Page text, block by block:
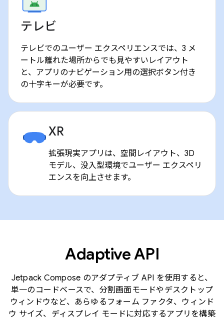
テレビ
テレビでのユーザー エクスペリエンスでは、3 メ
ートル離れた場所からでも見やすいレイアウト
と、アプリのナビゲーション用の選択ボタン付き
の十字キーが必要です。
XR
拡張現実アプリは、空間レイアウト、3D
モデル、没入型環境でユーザー エクスペリ
エンスを向上させます。
Adaptive API
Jetpack Compose のアダプティブ API を使用すると、
単一のコードベースで、分割画面モードやデスクトップ
ウィンドウなど、あらゆるフォーム ファクタ、ウィンド
ウ サイズ、ディスプレイ モードに対応するアプリを構築